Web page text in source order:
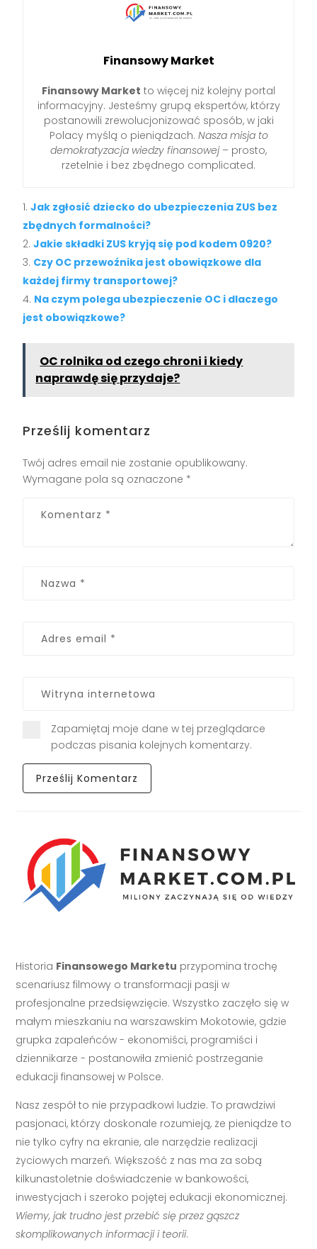
Finansowy Market
Finansowy Market to więcej niż kolejny portal
informacyjny. Jesteśmy grupą ekspertów, którzy
postanowili zrewolucjonizować sposób, w jaki
Polacy myślą o pieniądzach. Nasza misja to
demokratyzacja wiedzy finansowej– prosto,
rzetelnie i bez zbędnego complicated.
Jak zgłosić dziecko do ubezpieczenia ZUS bez
zbędnych formalności?
Jakie składki ZUS kryją się pod kodem 0920?
Czy OC przewoźnika jest obowiązkowe dla
każdej firmy transportowej?
Na czym polega ubezpieczenie OC i dlaczego
jest obowiązkowe?
OC rolnika od czego chroni i kiedy
naprawdę się przydaje?
Prześlij komentarz
Twój adres email nie zostanie opublikowany.
Wymagane pola są oznaczone *
Zapamiętaj moje dane w tej przeglądarce
podczas pisania kolejnych komentarzy.
Historia Finansowego Marketu przypomina trochę
scenariusz filmowy o transformacji pasji w
profesjonalne przedsięwzięcie. Wszystko zaczęło się w
małym mieszkaniu na warszawskim Mokotowie, gdzie
grupka zapaleńców - ekonomiści, programiści i
dziennikarze - postanowiła zmienić postrzeganie
edukacji finansowej w Polsce.
Nasz zespół to nie przypadkowi ludzie. To prawdziwi
pasjonaci, którzy doskonale rozumieją, że pieniądze to
nie tylko cyfry na ekranie, ale narzędzie realizacji
życiowych marzeń. Większość z nas ma za sobą
kilkunastoletnie doświadczenie w bankowości,
inwestycjach i szeroko pojętej edukacji ekonomicznej.
Wiemy, jak trudno jest przebić się przez gąszcz
skomplikowanych informacji i teorii.